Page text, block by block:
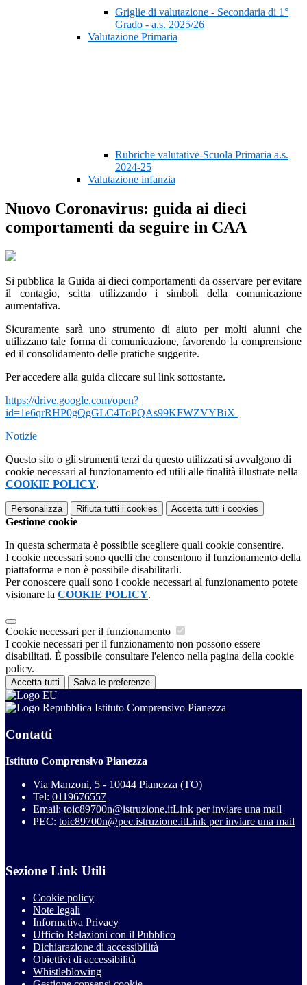
Griglie di valutazione - Secondaria di 1°
Grado - a.s. 2025/26
Valutazione Primaria
Rubriche valutative-Scuola Primaria a.s.
2024-25
Valutazione infanzia
Nuovo Coronavirus: guida ai dieci
comportamenti da seguire in CAA
Si pubblica la Guida ai dieci comportamenti da osservare per evitare
il contagio, scitta utilizzando i simboli della comunicazione
aumentativa.
Sicuramente sarà uno strumento di aiuto per molti alunni che
utilizzano tale forma di comunicazione, favorendo la comprensione
ed il consolidamento delle pratiche suggerite.
Per accedere alla guida cliccare sul link sottostante.
https://drive.google.com/open?
id=1e6qrRHP0gQgGLC4ToPQAs99KFWZVYBiX
Notizie
Questo sito o gli strumenti terzi da questo utilizzati si avvalgono di
cookie necessari al funzionamento ed utili alle finalità illustrate nella
COOKIE POLICY.
Personalizza Rifiuta tutti i cookies Accetta tutti i cookies
Gestione cookie
In questa schermata è possibile scegliere quali cookie consentire.
I cookie necessari sono quelli che consentono il funzionamento della
piattaforma e non è possibile disabilitarli.
Per conoscere quali sono i cookie necessari al funzionamento potete
visionare la COOKIE POLICY.
Cookie necessari per il funzionamento
I cookie necessari per il funzionamento non possono essere
disabilitati. È possibile consultare l'elenco nella pagina della cookie
policy.
Accetta tutti Salva le preferenze
Istituto Comprensivo Pianezza
Contatti
Istituto Comprensivo Pianezza
Via Manzoni, 5 - 10044 Pianezza (TO)
Tel: 0119676557
Email: toic89700n@istruzione.itLink per inviare una mail
PEC: toic89700n@pec.istruzione.itLink per inviare una mail
Sezione Link Utili
Cookie policy
Note legali
Informativa Privacy
Ufficio Relazioni con il Pubblico
Dichiarazione di accessibilità
Obiettivi di accessibilità
Whistleblowing